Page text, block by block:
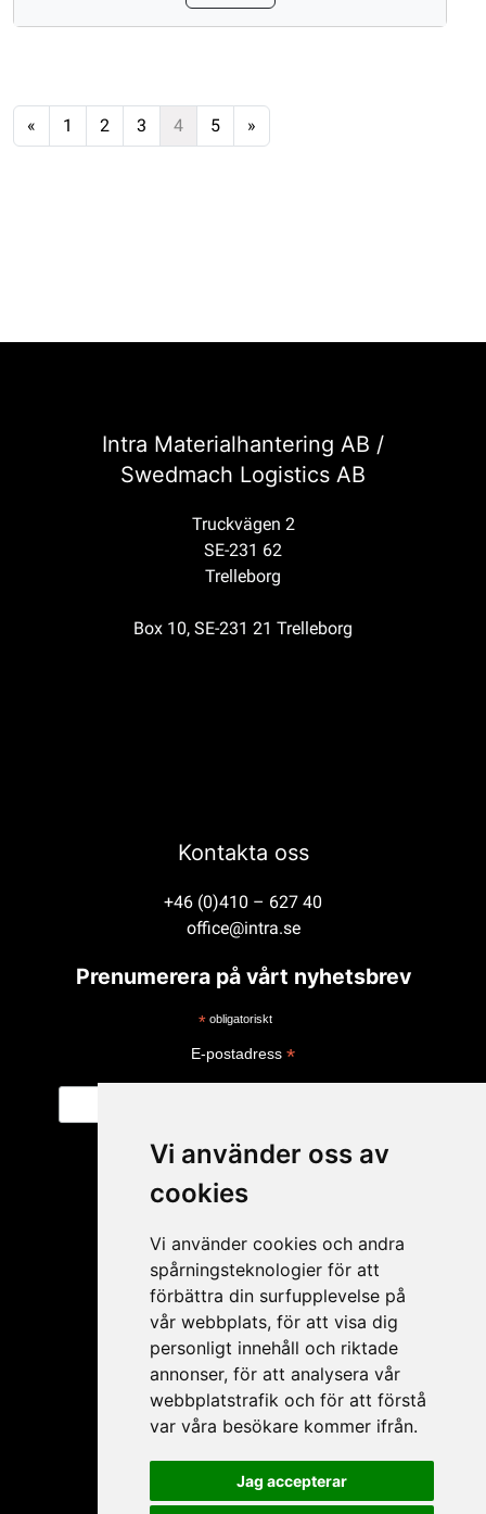
Vi använder oss av
cookies
Vi använder cookies och andra
spårningsteknologier för att
förbättra din surfupplevelse på
vår webbplats, för att visa dig
personligt innehåll och riktade
annonser, för att analysera vår
webbplatstrafik och för att förstå
var våra besökare kommer ifrån.
Jag accepterar
« 1 2 3 4 5 »
Intra Materialhantering AB /
Swedmach Logistics AB
Truckvägen 2
SE-231 62
Trelleborg
Box 10, SE-231 21 Trelleborg
Kontakta oss
+46 (0)410 – 627 40
office@intra.se
Prenumerera på vårt nyhetsbrev
* obligatoriskt
E-postadress *
Mitt konto
Ansökan ÅF
Mitt konto
Glömt lösenord
Mina produkter